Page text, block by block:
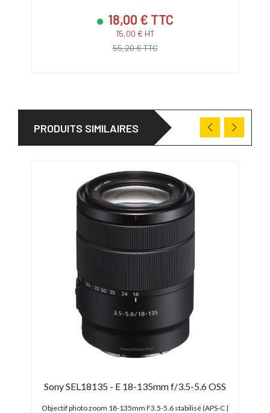
18,00 € TTC
15,00 € HT
55,20 € TTC
PRODUITS SIMILAIRES
Sony SEL18135 - E 18-135mm f/3.5-5.6 OSS
Objectif photo zoom 18-135mm F3.5-5.6 stabilisé (APS-C |